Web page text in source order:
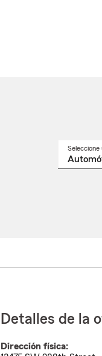
Detalles de la
Dirección física: